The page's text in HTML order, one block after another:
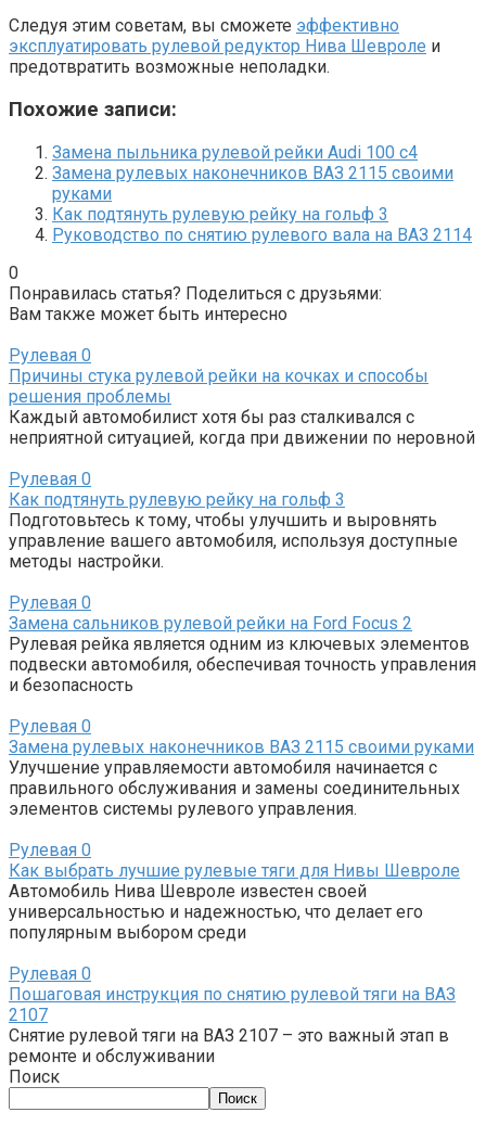
Следуя этим советам, вы сможете эффективно
эксплуатировать рулевой редуктор Нива Шевроле и
предотвратить возможные неполадки.
Похожие записи:
Замена пыльника рулевой рейки Audi 100 с4
Замена рулевых наконечников ВАЗ 2115 своими
руками
Как подтянуть рулевую рейку на гольф 3
Руководство по снятию рулевого вала на ВАЗ 2114
0
Понравилась статья? Поделиться с друзьями:
Вам также может быть интересно
Рулевая 0
Причины стука рулевой рейки на кочках и способы
решения проблемы
Каждый автомобилист хотя бы раз сталкивался с
неприятной ситуацией, когда при движении по неровной
Рулевая 0
Как подтянуть рулевую рейку на гольф 3
Подготовьтесь к тому, чтобы улучшить и выровнять
управление вашего автомобиля, используя доступные
методы настройки.
Рулевая 0
Замена сальников рулевой рейки на Ford Focus 2
Рулевая рейка является одним из ключевых элементов
подвески автомобиля, обеспечивая точность управления
и безопасность
Рулевая 0
Замена рулевых наконечников ВАЗ 2115 своими руками
Улучшение управляемости автомобиля начинается с
правильного обслуживания и замены соединительных
элементов системы рулевого управления.
Рулевая 0
Как выбрать лучшие рулевые тяги для Нивы Шевроле
Автомобиль Нива Шевроле известен своей
универсальностью и надежностью, что делает его
популярным выбором среди
Рулевая 0
Пошаговая инструкция по снятию рулевой тяги на ВАЗ
2107
Снятие рулевой тяги на ВАЗ 2107 – это важный этап в
ремонте и обслуживании
Поиск
Поиск